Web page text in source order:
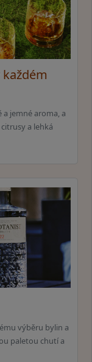
každém
jemné aroma, a
a lehká
výběru bylin a
paletou chutí a